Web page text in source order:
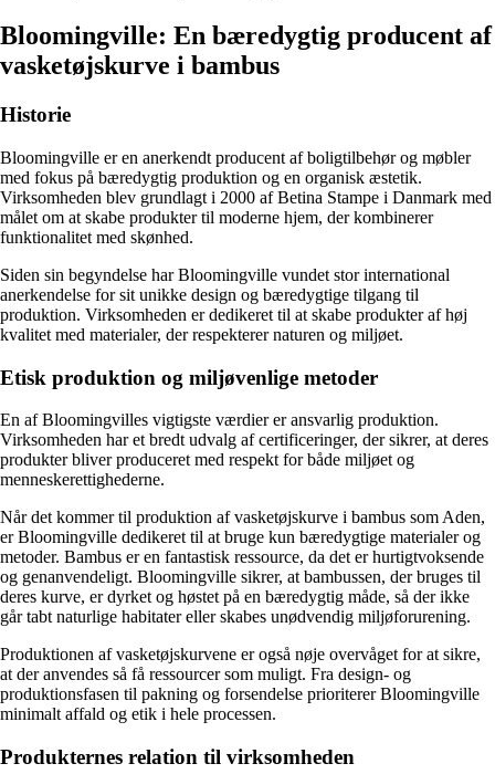
Bloomingville: En bæredygtig producent af
vasketøjskurve i bambus
Historie
Bloomingville er en anerkendt producent af boligtilbehør og møbler
med fokus på bæredygtig produktion og en organisk æstetik.
Virksomheden blev grundlagt i 2000 af Betina Stampe i Danmark med
målet om at skabe produkter til moderne hjem, der kombinerer
funktionalitet med skønhed.
Siden sin begyndelse har Bloomingville vundet stor international
anerkendelse for sit unikke design og bæredygtige tilgang til
produktion. Virksomheden er dedikeret til at skabe produkter af høj
kvalitet med materialer, der respekterer naturen og miljøet.
Etisk produktion og miljøvenlige metoder
En af Bloomingvilles vigtigste værdier er ansvarlig produktion.
Virksomheden har et bredt udvalg af certificeringer, der sikrer, at deres
produkter bliver produceret med respekt for både miljøet og
menneskerettighederne.
Når det kommer til produktion af vasketøjskurve i bambus som Aden,
er Bloomingville dedikeret til at bruge kun bæredygtige materialer og
metoder. Bambus er en fantastisk ressource, da det er hurtigtvoksende
og genanvendeligt. Bloomingville sikrer, at bambussen, der bruges til
deres kurve, er dyrket og høstet på en bæredygtig måde, så der ikke
går tabt naturlige habitater eller skabes unødvendig miljøforurening.
Produktionen af vasketøjskurvene er også nøje overvåget for at sikre,
at der anvendes så få ressourcer som muligt. Fra design- og
produktionsfasen til pakning og forsendelse prioriterer Bloomingville
minimalt affald og etik i hele processen.
Produkternes relation til virksomheden